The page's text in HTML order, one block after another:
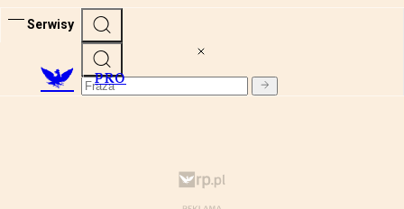
Serwisy
PRO